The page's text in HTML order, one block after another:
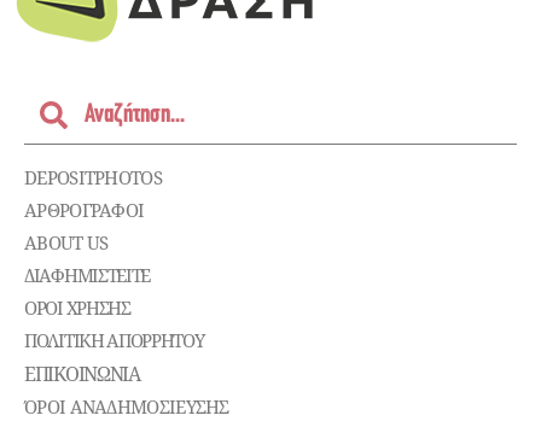
DEPOSITPHOTOS
ΑΡΘΡΟΓΡΑΦΟΙ
ABOUT US
ΔΙΑΦΗΜΙΣΤΕΊΤΕ
ΌΡΟΙ ΧΡΉΣΗΣ
ΠΟΛΙΤΙΚΉ ΑΠΟΡΡΉΤΟΥ
ΕΠΙΚΟΙΝΩΝΊΑ
ΌΡΟΙ ΑΝΑΔΗΜΟΣΙΕΥΣΗΣ